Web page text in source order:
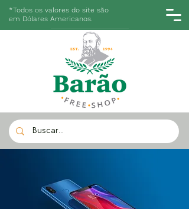
*Todos os valores do site são
em Dólares Americanos.